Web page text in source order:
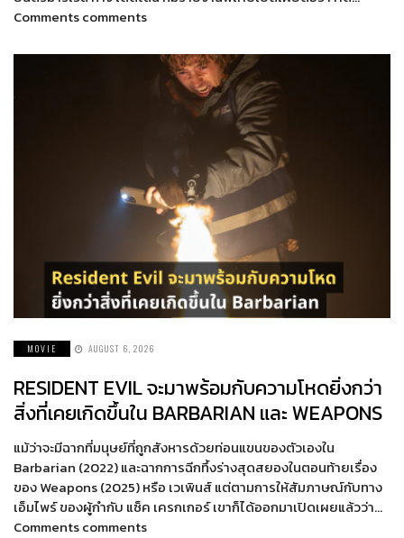
Comments comments
MOVIE AUGUST 6, 2026
RESIDENT EVIL จะมาพร้อมกับความโหดยิ่งกว่า
สิ่งที่เคยเกิดขึ้นใน BARBARIAN และ WEAPONS
แม้ว่าจะมีฉากที่มนุษย์ที่ถูกสังหารด้วยท่อนแขนของตัวเองใน
Barbarian (2022) และฉากการฉีกทึ้งร่างสุดสยองในตอนท้ายเรื่อง
ของ Weapons (2025) หรือ เวเพินส์ แต่ตามการให้สัมภาษณ์กับทาง
เอ็มไพร์ ของผู้กำกับ แซ็ค เครกเกอร์ เขาก็ได้ออกมาเปิดเผยแล้วว่า…
Comments comments